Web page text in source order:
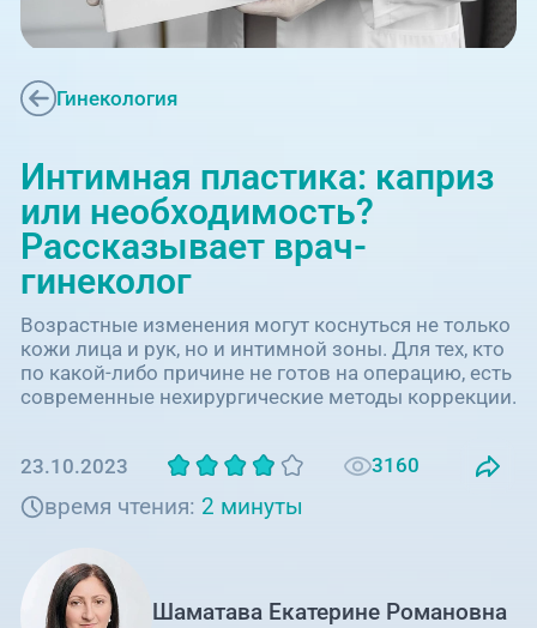
О клинике
Блог врачей
Новости
Пациентам
+7 (351) 220-00-03
запись на прием
+7 (351) 220-03-03
+7 (7142) 927-003
Справочный телефон для
жителей Казахстана
Гинекология
Интимная пластика: каприз
или необходимость?
Рассказывает врач-
гинеколог
Возрастные изменения могут коснуться не только
кожи лица и рук, но и интимной зоны. Для тех, кто
по какой-либо причине не готов на операцию, есть
современные нехирургические методы коррекции.
23.10.2023 3160
время чтения: 2 минуты
Шаматава Екатерине Романовна